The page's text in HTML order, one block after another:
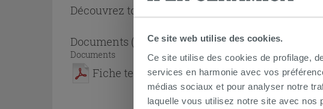
Ce site web utilise des cookies.
Ce site utilise des cookies de profilage,
services en harmonie avec vos
médias sociaux et pour analyser notre
laquelle vous utilisez notre site avec nos
Découvrez toute la collection
Documents ( 1 - 1 sur 1 )
Documents
Fiche technique